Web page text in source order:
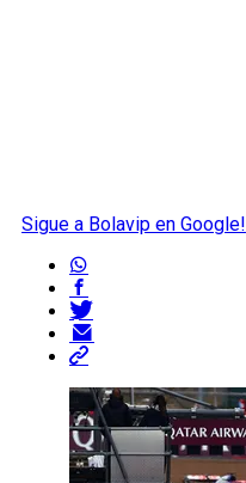
Sigue a Bolavip en Google!